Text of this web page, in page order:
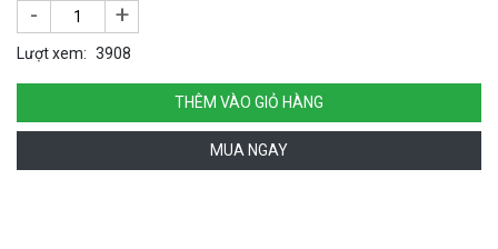
- +
Lượt xem: 3908
THÊM VÀO GIỎ HÀNG
MUA NGAY